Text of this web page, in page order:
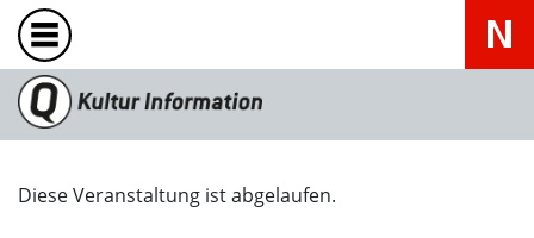
Diese Veranstaltung ist abgelaufen.